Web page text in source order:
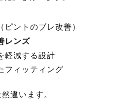
（ピントのブレ改善）
レンズ
軽減する設計
フィッティング
違います。